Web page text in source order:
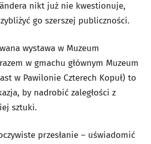
nikt już nie kwestionuje,
go szerszej publiczności.
wystawa w Muzeum
w gmachu głównym Muzeum
w Pawilonie Czterech Kopuł) to
by nadrobić zaległości z
sztuki.
przesłanie – uświadomić